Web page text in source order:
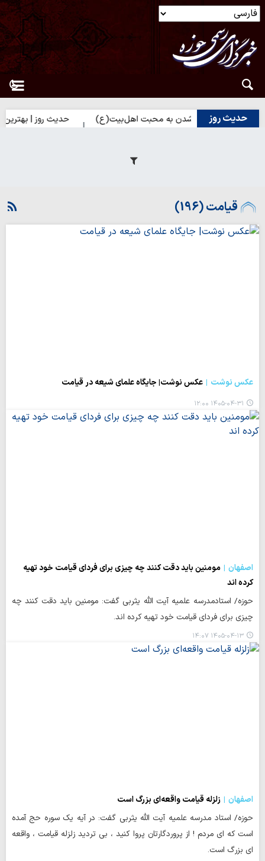
حدیث روز
| راه نزدیک شدن به محبت اهل‌بیت(ع) حدیث روز | بهترین سرمایه
قیامت (196)
عکس نوشت عکس نوشت| جایگاه علمای شیعه در قیامت
۱۴۰۵-۰۴-۳۱ ۱۲:۰۰
اصفهان
مومنین باید دقت کنند چه چیزی برای فردای قیامت خود تهیه
کرده اند
حوزه/ استادمدرسه علمیه آیت الله یثربی گفت: مومنین باید دقت کنند چه
چیزی برای فردای قیامت خود تهیه کرده اند.
۱۴۰۵-۰۴-۱۳ ۱۴:۰۷
اصفهان
ﺯﻟﺰﻟﻪ ﻗﻴﺎﻣﺖ ﻭﺍﻗﻌﻪای ﺑﺰﺭﮒ ﺍﺳﺖ
حوزه/ استاد مدرسه علمیه آیت الله یثربی گفت: در آیه یک سوره حج آمده
است که ﺍی ﻣﺮﺩم ! ﺍﺯ ﭘﺮﻭﺭﺩﮔﺎﺭﺗﺎﻥ ﭘﺮﻭﺍ ﻛﻨﻴﺪ ، ﺑﻲ ﺗﺮﺩﻳﺪ ﺯﻟﺰﻟﻪ ﻗﻴﺎﻣﺖ ، ﻭﺍﻗﻌﻪ
ﺍی ﺑﺰﺭﮒ ﺍﺳﺖ.